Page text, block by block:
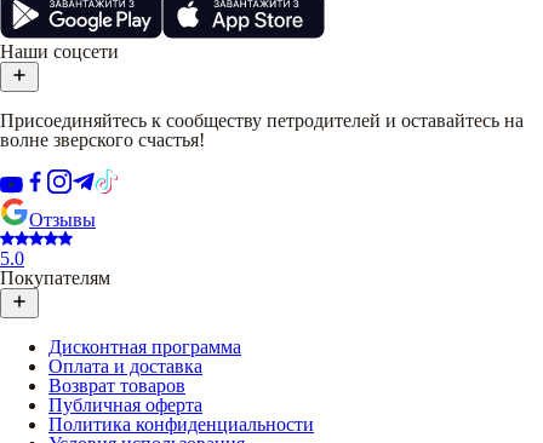
Наши соцсети
Присоединяйтесь к сообществу петродителей и оставайтесь на
волне зверского счастья!
Отзывы
5.0
Покупателям
Дисконтная программа
Оплата и доставка
Возврат товаров
Публичная оферта
Политика конфиденциальности